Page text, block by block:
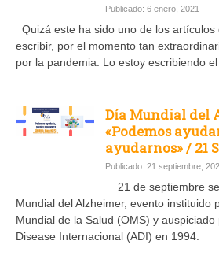
Publicado: 6 enero, 2021
Quizá este ha sido uno de los artículos
escribir, por el momento tan
por la pandemia. Lo estoy escribiendo
Día Mundial del
«Podemos
ayudarnos» / 21
Publicado: 21 septiembre,
21 de septiembre
Mundial del Alzheimer, evento instituido
Mundial de la Salud (OMS) y auspiciado
Disease Internacional (ADI) en 1994.